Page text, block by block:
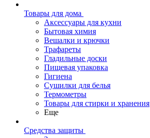
Товары для дома
Аксессуары для кухни
Бытовая химия
Вешалки и крючки
Трафареты
Гладильные доски
Пищевая упаковка
Гигиена
Сушилки для белья
Термометры
Товары для стирки и хранения
Еще
Средства защиты